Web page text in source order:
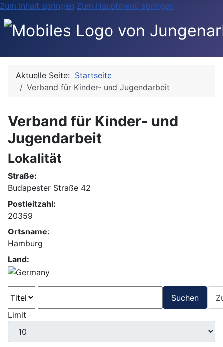
Zum Inhalt springen Zum Hauptmenü springen
Aktuelle Seite: Startseite
Verband für Kinder- und Jugendarbeit
Verband für Kinder- und
Jugendarbeit
Lokalität
Straße:
Budapester Straße 42
Postleitzahl:
20359
Ortsname:
Hamburg
Land:
Suchen
Limit